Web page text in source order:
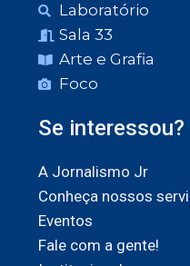
Laboratório
Sala 33
Arte e Grafia
Foco
Se interessou?
A Jornalismo Jr
Conheça nossos
Eventos
Fale com a gente!